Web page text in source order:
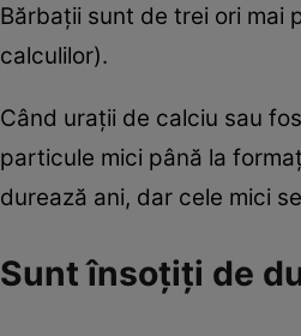
Bărbaţii sunt de trei ori mai
calculilor).
Când uraţii de calciu sau
particule mici până la
durează ani, dar cele mici
Sunt însoţiţi de